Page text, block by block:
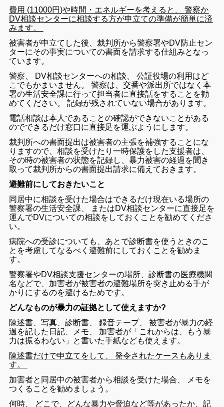
費用 (11000円)や時間 ・ エネルギーを考える と 、警察か
DV相談センターに相談する方が申立ての準備が簡単に済
み ます。
被害者が申立て した後 、裁判所から警察署やDV防止セン
ターにその事実についての書面を請求する仕組みと なっ
てい ます。
警察
DV相談センターへの相談 、公証役場の利用 はど
こ でもかまい ません。警察は 、交番や派出所ではなく本
署の生活安全課に行って担当者に直接話をする こと を勧
めて ください。記録が残されていない場合があり ます。
電話相談は本人 である ことの確認ができ ないこと がある
のでできるだけ窓口に直接足 を運ぶよう に し ます。
裁判所への書面提出は被害者の主張を補強する こと にな
り ますので、相談を受けたり一時保護を した支援者は
その時の被害者の状態を記録し 、暴力被害の経過 を聞き
取って裁判所からの書面提出請求に備えておき ます。
避難前にしておきたいこと
同居中に相談を受けた場合はできるだけ現在いる場所の
警察署の生活安全課 またはDV相談センターに直接足 を
運んでDVについての相談を しておく こと を勧めてくださ
い。
病院への受診について も あとで診断書を使う ときのこ
と を考慮 してなるべく避難前に しておく こと を勧め ま
す。
警察署やDV相談支援センターの場所 、診断書の医療機関
名などで、 加害者が被害者の避難場所を突き止める手が
かり にするのを避けるためです。
どんなものが暴力の証拠として使えますか?
陳述書 、写真 、診断書 、録音テープ、被害者が暴力の経
過 を記した 日記 メモ 加害者が 「 これからは もう暴
力は振るわない 」 と書いた手紙なども使え ます。
陳述書だけで申立て を して 、発令されたケース もあり ま
す。
加害者と 同居中の被害者から相談を受けた場合 メモを
つくる こと を勧め ましょ う 。
何時
どこ で、 どんな暴力や脅迫など等があったか 、記